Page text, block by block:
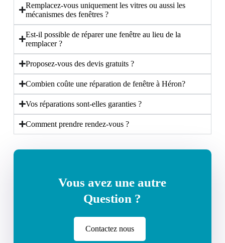
Remplacez-vous uniquement les vitres ou aussi les
mécanismes des fenêtres ?
Est-il possible de réparer une fenêtre au lieu de la
remplacer ?
Proposez-vous des devis gratuits ?
Combien coûte une réparation de fenêtre à Héron?
Vos réparations sont-elles garanties ?
Comment prendre rendez-vous ?
Vous avez une autre
Question ?
Contactez nous